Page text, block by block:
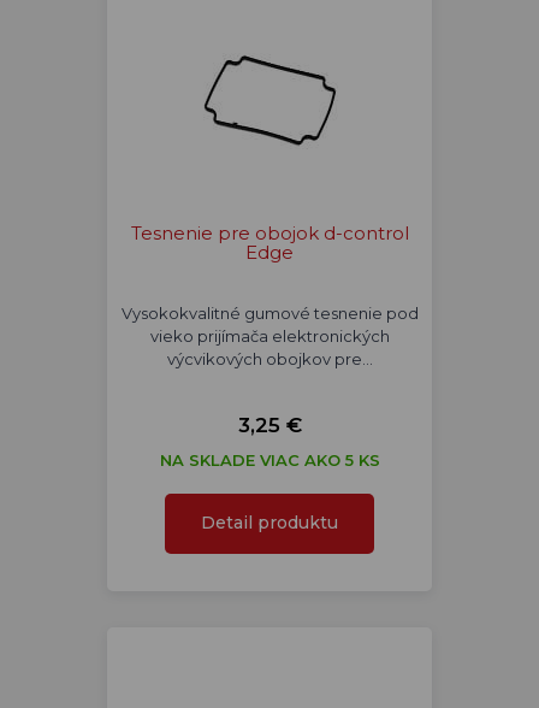
Tesnenie pre obojok d-control
Edge
Vysokokvalitné gumové tesnenie pod
vieko prijímača elektronických
výcvikových obojkov pre…
3,25 €
NA SKLADE VIAC AKO 5 KS
Detail produktu